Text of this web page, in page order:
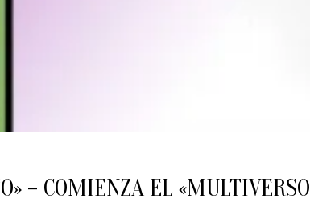
– COMIENZA EL «MULTIVERSO